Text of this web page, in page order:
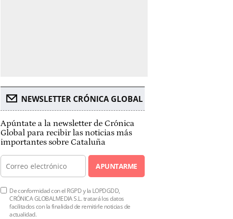
NEWSLETTER CRÓNICA GLOBAL
Apúntate a la newsletter de Crónica
Global para recibir las noticias más
importantes sobre Cataluña
APUNTARME
De conformidad con el RGPD y la LOPDGDD,
CRÓNICA GLOBALMEDIA S.L. tratará los datos
facilitados con la finalidad de remitirle noticias de
actualidad.